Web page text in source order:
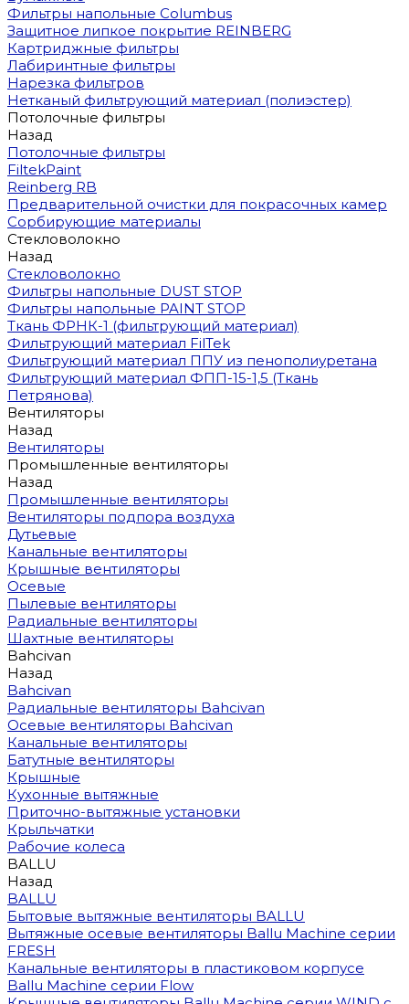
Фильтры напольные Columbus
Защитное липкое покрытие REINBERG
Картриджные фильтры
Лабиринтные фильтры
Нарезка фильтров
Нетканый фильтрующий материал (полиэстер)
Потолочные фильтры
Назад
Потолочные фильтры
FiltekPaint
Reinberg RB
Предварительной очистки для покрасочных камер
Сорбирующие материалы
Стекловолокно
Назад
Стекловолокно
Фильтры напольные DUST STOP
Фильтры напольные PAINT STOP
Ткань ФРНК-1 (фильтрующий материал)
Фильтрующий материал FilTek
Фильтрующий материал ППУ из пенополиуретана
Фильтрующий материал ФПП-15-1,5 (Ткань
Петрянова)
Вентиляторы
Назад
Вентиляторы
Промышленные вентиляторы
Назад
Промышленные вентиляторы
Вентиляторы подпора воздуха
Дутьевые
Канальные вентиляторы
Крышные вентиляторы
Осевые
Пылевые вентиляторы
Радиальные вентиляторы
Шахтные вентиляторы
Bahcivan
Назад
Bahcivan
Радиальные вентиляторы Bahcivan
Осевые вентиляторы Bahcivan
Канальные вентиляторы
Батутные вентиляторы
Крышные
Кухонные вытяжные
Приточно-вытяжные установки
Крыльчатки
Рабочие колеса
BALLU
Назад
BALLU
Бытовые вытяжные вентиляторы BALLU
Вытяжные осевые вентиляторы Ballu Machine серии
FRESH
Канальные вентиляторы в пластиковом корпусе
Ballu Machine серии Flow